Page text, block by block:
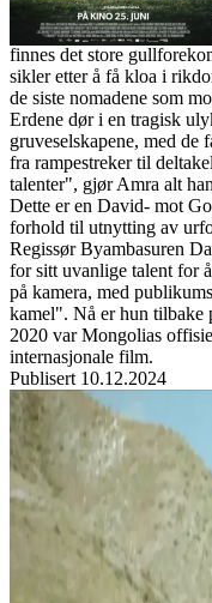
Amra er 11 år gammel
med familien sin i en jurt
finnes det store
sikler etter å få kloa i
de siste nomadene som
Erdene dør i en tragisk
gruveselskapene, med de
fra rampestreker til
talenter", gjør Amra alt
Dette er en David- mot
forhold til utnytting av
Regissør Byambasuren
for sitt uvanlige talent for
på kamera, med
kamel". Nå er hun tilbake
2020 var Mongolias
internasjonale film.
Publisert 10.12.2024